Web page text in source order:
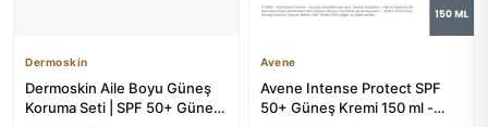
Dermoskin
Dermoskin Aile Boyu Güneş
Koruma Seti | SPF 50+ Güneş
Avene
Avene Intense Protect SPF
50+ Güneş Kremi 150 ml -